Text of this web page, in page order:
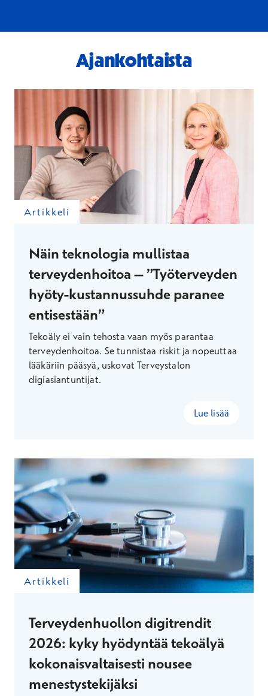
Ajankohtaista
Artikkeli
Näin teknologia mullistaa
terveydenhoitoa – ”Työterveyden
hyöty-kustannussuhde paranee
entisestään”
Tekoäly ei vain tehosta vaan myös parantaa
terveydenhoitoa. Se tunnistaa riskit ja nopeuttaa
lääkäriin pääsyä, uskovat Terveystalon
digiasiantuntijat.
Lue lisää
Artikkeli
Terveydenhuollon digitrendit
2026: kyky hyödyntää tekoälyä
kokonaisvaltaisesti nousee
menestystekijäksi